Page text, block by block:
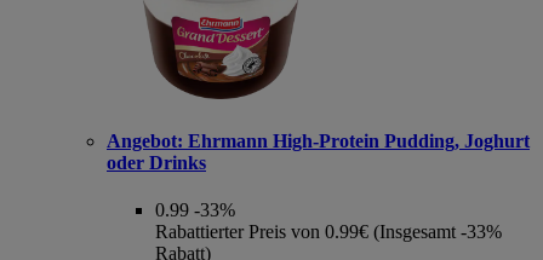
Angebot: Ehrmann High-Protein Pudding, Joghurt
oder Drinks
0.99 -33%
Rabattierter Preis von 0.99€ (Insgesamt -33%
Rabatt)